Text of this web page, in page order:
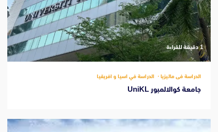
‫1 دقيقة للقراءة
الدراسة فى ماليزيا الدراسة في اسيا و افريقيا
جامعة كوالالمبور UniKL